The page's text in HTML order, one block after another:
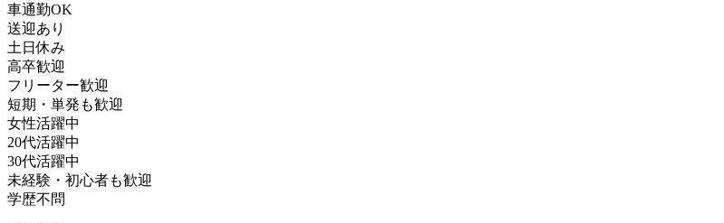
車通勤OK
送迎あり
土日休み
高卒歓迎
フリーター歓迎
短期・単発も歓迎
女性活躍中
20代活躍中
30代活躍中
未経験・初心者も歓迎
学歴不問